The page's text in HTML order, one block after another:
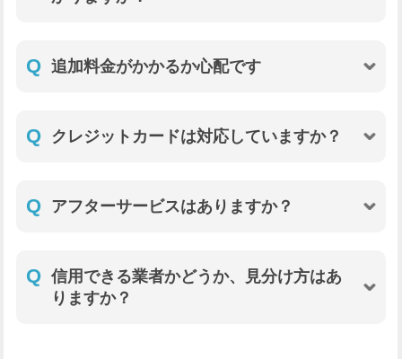
Q 追加料金がかかるか心配です
Q クレジットカードは対応していますか？
Q アフターサービスはありますか？
Q 信用できる業者かどうか、見分け方はあ
りますか？